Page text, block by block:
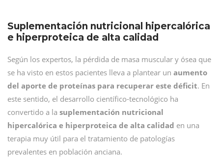
Suplementación nutricional hipercalórica
e hiperproteica de alta calidad
Según los expertos, la pérdida de masa muscular y ósea que
se ha visto en estos pacientes lleva a plantear un aumento
del aporte de proteínas para recuperar este déficit. En
este sentido, el desarrollo científico-tecnológico ha
convertido a la suplementación nutricional
hipercalórica e hiperproteica de alta calidad en una
terapia muy útil para el tratamiento de patologías
prevalentes en población anciana.